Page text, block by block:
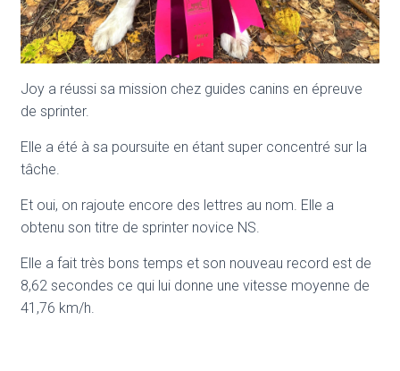
Joy a réussi sa mission chez guides canins en épreuve
de sprinter.
Elle a été à sa poursuite en étant super concentré sur la
tâche.
Et oui, on rajoute encore des lettres au nom. Elle a
obtenu son titre de sprinter novice NS.
Elle a fait très bons temps et son nouveau record est de
8,62 secondes ce qui lui donne une vitesse moyenne de
41,76 km/h.